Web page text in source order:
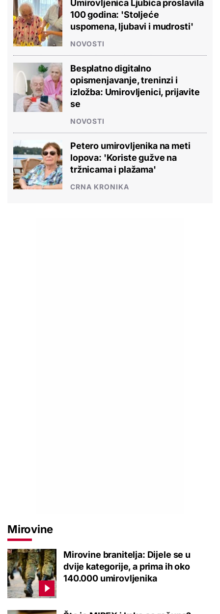
Umirovljenica Ljubica proslavila
100 godina: 'Stoljeće
uspomena, ljubavi i mudrosti'
NOVOSTI
Besplatno digitalno
opismenjavanje, treninzi i
izložba: Umirovljenici, prijavite
se
NOVOSTI
Petero umirovljenika na meti
lopova: 'Koriste gužve na
tržnicama i plažama'
CRNA KRONIKA
Mirovine
Mirovine branitelja: Dijele se u
dvije kategorije, a prima ih oko
140.000 umirovljenika